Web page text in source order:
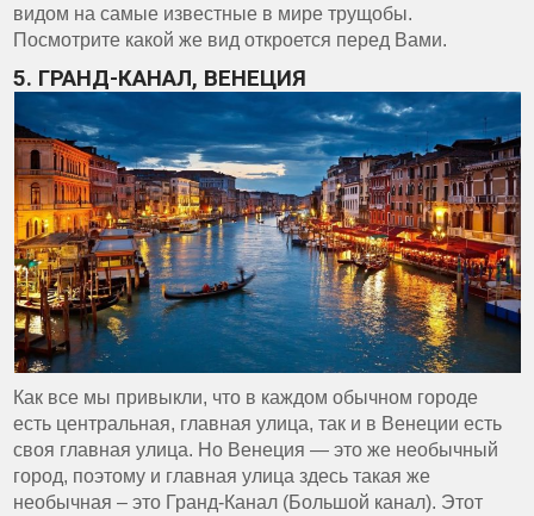
видом на самые известные в мире трущобы.
Посмотрите какой же вид откроется перед Вами.
5. ГРАНД-КАНАЛ, ВЕНЕЦИЯ
Как все мы привыкли, что в каждом обычном городе
есть центральная, главная улица, так и в Венеции есть
своя главная улица. Но Венеция — это же необычный
город, поэтому и главная улица здесь такая же
необычная – это Гранд-Канал (Большой канал). Этот